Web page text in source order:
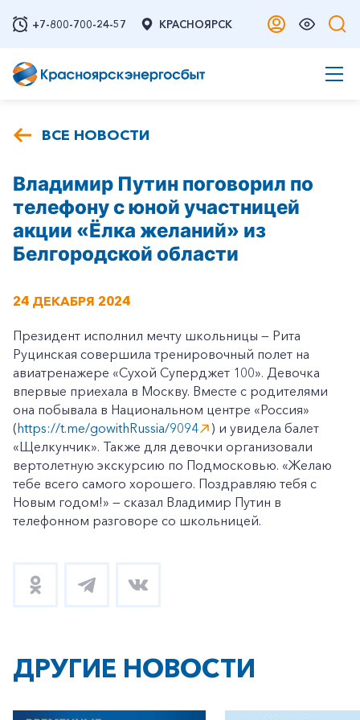
+7-800-700-24-57 КРАСНОЯРСК
ВСЕ НОВОСТИ
Владимир Путин поговорил по
телефону с юной участницей
акции «Ёлка желаний» из
Белгородской области
24 ДЕКАБРЯ 2024
Президент исполнил мечту школьницы — Рита
Руцинская совершила тренировочный полет на
авиатренажере «Сухой Суперджет 100». Девочка
впервые приехала в Москву. Вместе с родителями
она побывала в Национальном центре «Россия»
(https://t.me/gowithRussia/9094
) и увидела балет
«Щелкунчик». Также для девочки организовали
вертолетную экскурсию по Подмосковью. «Желаю
тебе всего самого хорошего. Поздравляю тебя с
Новым годом!» — сказал Владимир Путин в
телефонном разговоре со школьницей.
ДРУГИЕ НОВОСТИ